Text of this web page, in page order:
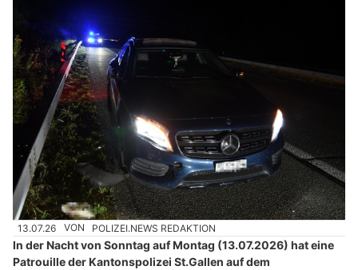
13.07.26 VON POLIZEI.NEWS REDAKTION
In der Nacht von Sonntag auf Montag (13.07.2026) hat eine
Patrouille der Kantonspolizei St.Gallen auf dem